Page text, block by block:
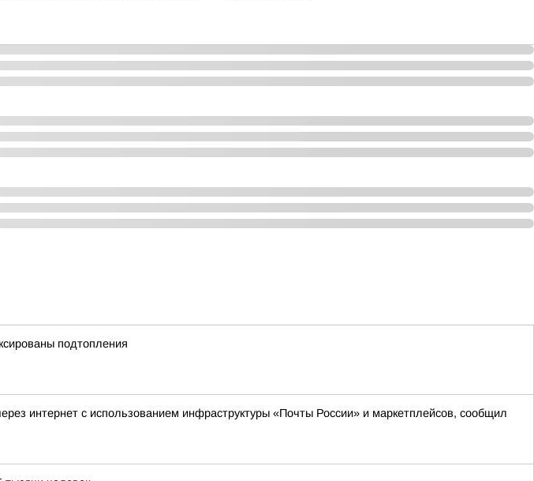
подтопления
интернет с использованием инфраструктуры «Почты России» и маркетплейсов, сообщил